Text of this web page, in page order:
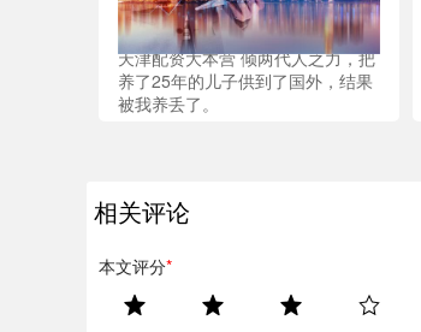
天津配资大本营 倾两代人之力，把
养了25年的儿子供到了国外，结果
被我养丢了。
相关评论
本文评分*